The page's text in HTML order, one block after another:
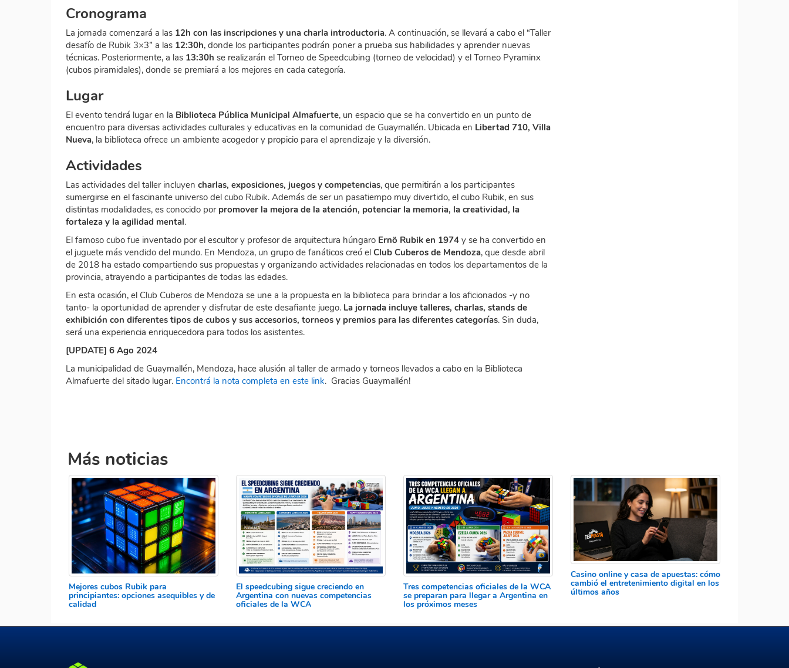
Cronograma
La jornada comenzará a las 12h con las inscripciones y una charla introductoria. A continuación, se llevará a cabo el “Taller
desafío de Rubik 3×3” a las 12:30h, donde los participantes podrán poner a prueba sus habilidades y aprender nuevas
técnicas. Posteriormente, a las 13:30h se realizarán el Torneo de Speedcubing (torneo de velocidad) y el Torneo Pyraminx
(cubos piramidales), donde se premiará a los mejores en cada categoría.
Lugar
El evento tendrá lugar en la Biblioteca Pública Municipal Almafuerte, un espacio que se ha convertido en un punto de
encuentro para diversas actividades culturales y educativas en la comunidad de Guaymallén. Ubicada en Libertad 710, Villa
Nueva, la biblioteca ofrece un ambiente acogedor y propicio para el aprendizaje y la diversión.
Actividades
Las actividades del taller incluyen charlas, exposiciones, juegos y competencias, que permitirán a los participantes
sumergirse en el fascinante universo del cubo Rubik. Además de ser un pasatiempo muy divertido, el cubo Rubik, en sus
distintas modalidades, es conocido por promover la mejora de la atención, potenciar la memoria, la creatividad, la
fortaleza y la agilidad mental.
El famoso cubo fue inventado por el escultor y profesor de arquitectura húngaro Ernö Rubik en 1974 y se ha convertido en
el juguete más vendido del mundo. En Mendoza, un grupo de fanáticos creó el Club Cuberos de Mendoza, que desde abril
de 2018 ha estado compartiendo sus propuestas y organizando actividades relacionadas en todos los departamentos de la
provincia, atrayendo a participantes de todas las edades.
En esta ocasión, el Club Cuberos de Mendoza se une a la propuesta en la biblioteca para brindar a los aficionados -y no
tanto- la oportunidad de aprender y disfrutar de este desafiante juego. La jornada incluye talleres, charlas, stands de
exhibición con diferentes tipos de cubos y sus accesorios, torneos y premios para las diferentes categorías. Sin duda,
será una experiencia enriquecedora para todos los asistentes.
[UPDATE] 6 Ago 2024
La municipalidad de Guaymallén, Mendoza, hace alusión al taller de armado y torneos llevados a cabo en la Biblioteca
Almafuerte del sitado lugar. Encontrá la nota completa en este link. Gracias Guaymallén!
Más noticias
Mejores cubos Rubik para
principiantes: opciones asequibles y de
calidad
El speedcubing sigue creciendo en
Argentina con nuevas competencias
oficiales de la WCA
Tres competencias oficiales de la WCA
se preparan para llegar a Argentina en
los próximos meses
Casino online y casa de apuestas: cómo
cambió el entretenimiento digital en los
últimos años